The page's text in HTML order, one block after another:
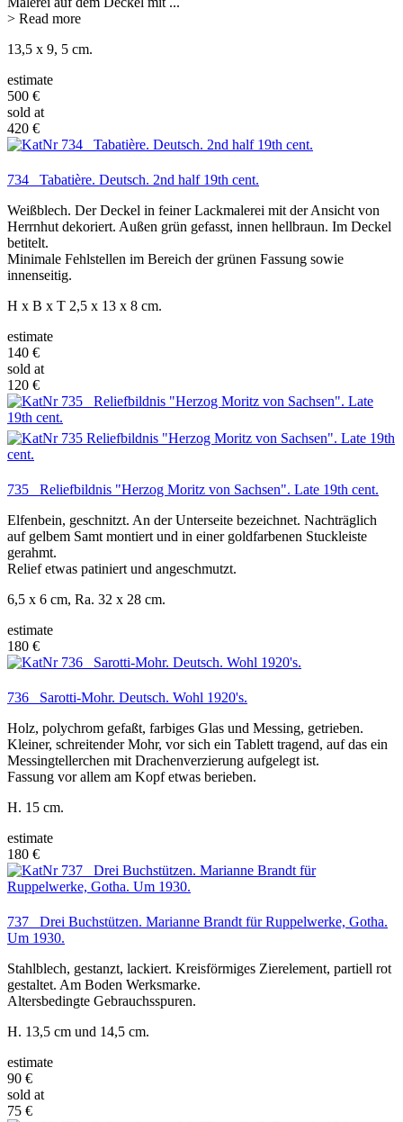
> Read more
13,5 x 9, 5 cm.
estimate
500 €
sold at
420 €
734 Tabatière. Deutsch. 2nd half 19th cent.
Weißblech. Der Deckel in feiner Lackmalerei mit der Ansicht von
Herrnhut dekoriert. Außen grün gefasst, innen hellbraun. Im Deckel
betitelt.
Minimale Fehlstellen im Bereich der grünen Fassung sowie
innenseitig.
H x B x T 2,5 x 13 x 8 cm.
estimate
140 €
sold at
120 €
735 Reliefbildnis "Herzog Moritz von Sachsen". Late 19th cent.
Elfenbein, geschnitzt. An der Unterseite bezeichnet. Nachträglich
auf gelbem Samt montiert und in einer goldfarbenen Stuckleiste
gerahmt.
Relief etwas patiniert und angeschmutzt.
6,5 x 6 cm, Ra. 32 x 28 cm.
estimate
180 €
736 Sarotti-Mohr. Deutsch. Wohl 1920's.
Holz, polychrom gefaßt, farbiges Glas und Messing, getrieben.
Kleiner, schreitender Mohr, vor sich ein Tablett tragend, auf das ein
Messingtellerchen mit Drachenverzierung aufgelegt ist.
Fassung vor allem am Kopf etwas berieben.
H. 15 cm.
estimate
180 €
737 Drei Buchstützen. Marianne Brandt für Ruppelwerke, Gotha.
Um 1930.
Stahlblech, gestanzt, lackiert. Kreisförmiges Zierelement, partiell rot
gestaltet. Am Boden Werksmarke.
Altersbedingte Gebrauchsspuren.
H. 13,5 cm und 14,5 cm.
estimate
90 €
sold at
75 €